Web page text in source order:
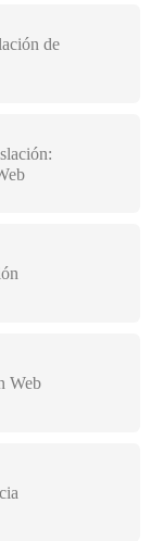
de
Web